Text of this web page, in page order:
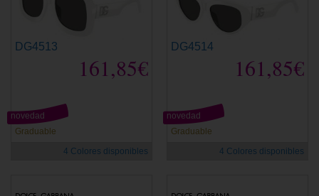
DG4513
161,85€
Graduable
novedad
4 Colores disponibles
DG4514
161,85€
Graduable
novedad
4 Colores disponibles